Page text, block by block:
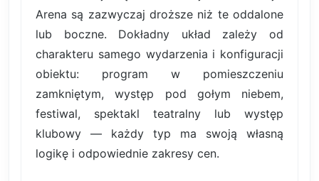
Arena są zazwyczaj droższe niż te oddalone
lub boczne. Dokładny układ zależy od
charakteru samego wydarzenia i konfiguracji
obiektu: program w pomieszczeniu
zamkniętym, występ pod gołym niebem,
festiwal, spektakl teatralny lub występ
klubowy — każdy typ ma swoją własną
logikę i odpowiednie zakresy cen.